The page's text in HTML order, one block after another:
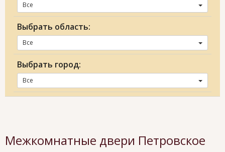
Все
Выбрать область:
Все
Выбрать город:
Все
Межкомнатные двери Петровское